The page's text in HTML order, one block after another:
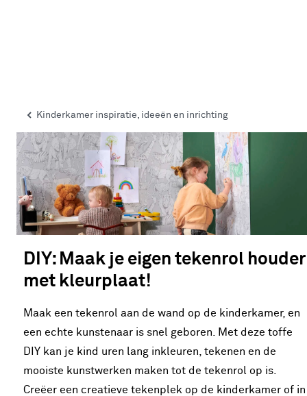
Kinderkamer inspiratie, ideeën en inrichting
DIY: Maak je eigen tekenrol houder
met kleurplaat!
Maak een tekenrol aan de wand op de kinderkamer, en
een echte kunstenaar is snel geboren. Met deze toffe
DIY kan je kind uren lang inkleuren, tekenen en de
mooiste kunstwerken maken tot de tekenrol op is.
Creëer een creatieve tekenplek op de kinderkamer of in